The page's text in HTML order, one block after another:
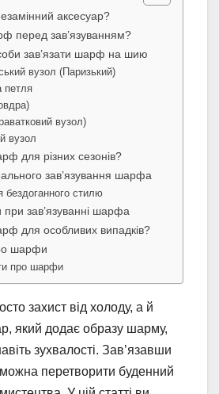
аксесуар?
перед зав’язуванням?
зав’язати шарф на шию
вузол (Паризький)
петля
вузол)
вузол
для різних сезонів?
зав’язування шарфа
бездоганного стилю
при зав’язуванні шарфа
для особливих випадків?
шарфи
про шарфи
захист від холоду, а й
який додає образу шарму,
зухвалості. Зав’язавши
перетворити буденний